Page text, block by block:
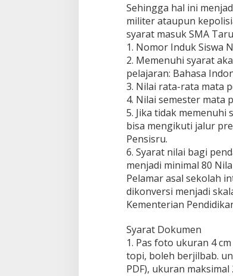
Sehingga hal ini
militer ataupun
syarat masuk SMA
1. Nomor Induk Siswa
2. Memenuhi syarat
pelajaran: Bahasa
3. Nilai rata-rata mata
4. Nilai semester mata
5. Jika tidak memenuhi
bisa mengikuti jalur
Pensisru.
6. Syarat nilai bagi
menjadi minimal 80
Pelamar asal sekolah
dikonversi menjadi
Kementerian
Syarat Dokumen
1. Pas foto ukuran 4
topi, boleh berjilbab.
PDF), ukuran maksimal